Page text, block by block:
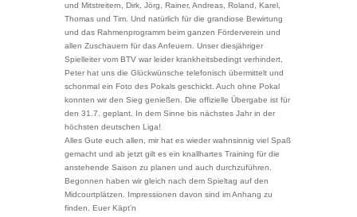
und Mitstreitern, Dirk, Jörg, Rainer, Andreas, Roland, Karel,
Thomas und Tim. Und natürlich für die grandiose Bewirtung
und das Rahmenprogramm beim ganzen Förderverein und
allen Zuschauern für das Anfeuern. Unser diesjähriger
Spielleiter vom BTV war leider krankheitsbedingt verhindert,
Peter hat uns die Glückwünsche telefonisch übermittelt und
schonmal ein Foto des Pokals geschickt. Auch ohne Pokal
konnten wir den Sieg genießen. Die offizielle Übergabe ist für
den 31.7. geplant. In dem Sinne bis nächstes Jahr in der
höchsten deutschen Liga!
Alles Gute euch allen, mir hat es wieder wahnsinnig viel Spaß
gemacht und ab jetzt gilt es ein knallhartes Training für die
anstehende Saison zu planen und auch durchzuführen.
Begonnen haben wir gleich nach dem Spieltag auf den
Midcourtplätzen. Impressionen davon sind im Anhang zu
finden. Euer Käpt’n